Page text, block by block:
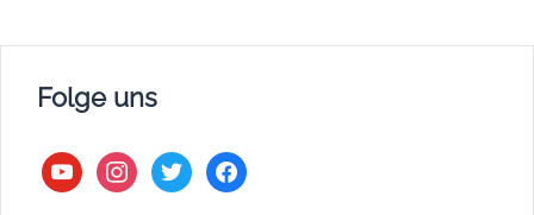
Folge uns
youtubeinstagram
twitter facebook